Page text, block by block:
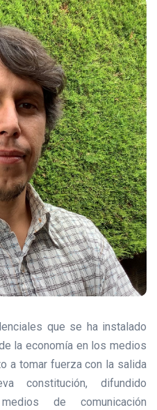
que se ha instalado
la economía en los medios
a tomar fuerza con la salida
constitución, difundido
de comunicación